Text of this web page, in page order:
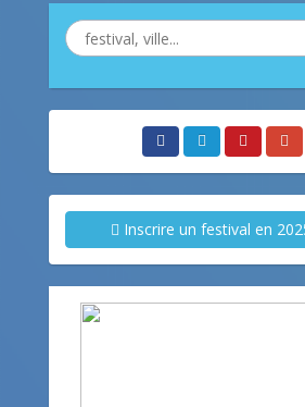
Inscrire un festival en